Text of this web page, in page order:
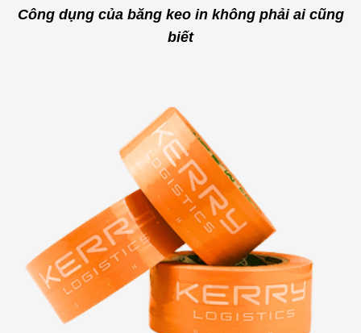
Công dụng của băng keo in không phải ai cũng
biết